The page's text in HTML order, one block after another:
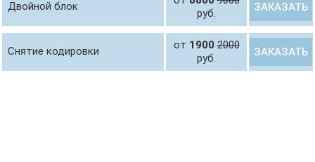
Двойной блок
руб.
ЗАКАЗАТЬ
Снятие кодировки от 19002000
руб.
ЗАКАЗАТЬ